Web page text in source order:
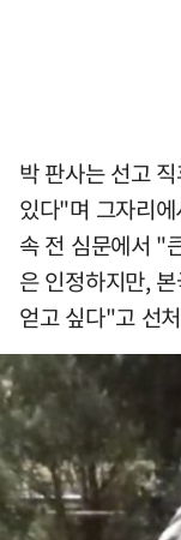
박 판사는 선고
있다"며 그자리
속 전 심문에서 "
은 인정하지만,
얻고 싶다"고 선